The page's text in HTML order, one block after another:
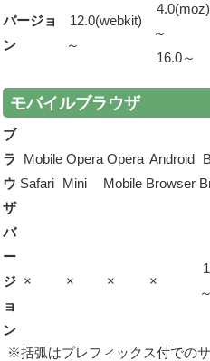
バージョ
ン
12.0(webkit)
～
4.0(moz)
～
16.0～
モバイルブラウザ
ブ
ラ
ウ
ザ
Mobile
Safari
Opera
Mini
Opera
Mobile
Android
Browser
バ
ー
ジ
ョ
ン
× × × ×
～
※括弧はプレフィックス付でのサ